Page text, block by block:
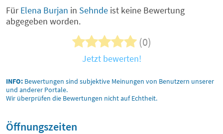
FürElena Burjan in Sehnde ist keine Bewertung
abgegeben worden.
(0)
Jetzt bewerten!
INFO: Bewertungen sind subjektive Meinungen von Benutzern unserer
und anderer Portale.
Wir überprüfen die Bewertungen nicht auf Echtheit.
Öffnungszeiten